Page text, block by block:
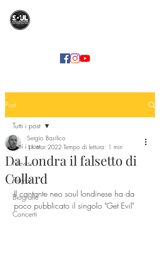
Post
Tutti i post
News
Playlist
Biografie
Concerti
Tutti i post
Da Londra il falsetto di
Collard
Sergio Basilico
11 mar 2022 Tempo di lettura: 1 min
Il cantante neo soul londinese ha da
poco pubblicato il singolo "Get Evil"